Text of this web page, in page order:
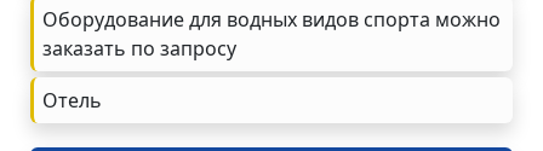
Оборудование для водных видов спорта можно
заказать по запросу
Oтель